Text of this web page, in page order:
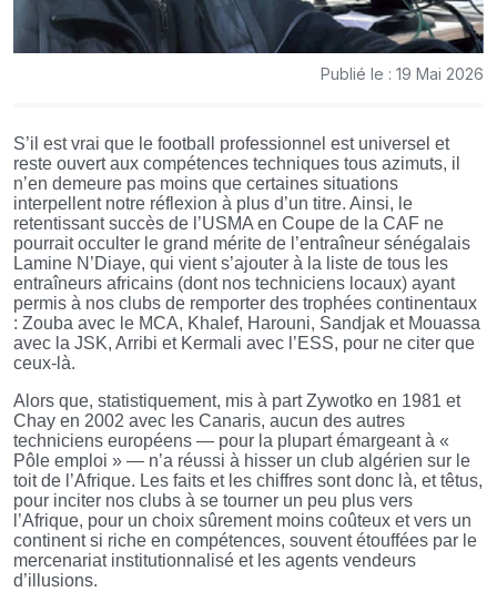
Publié le : 19 Mai 2026
S’il est vrai que le football professionnel est universel et
reste ouvert aux compétences techniques tous azimuts, il
n’en demeure pas moins que certaines situations
interpellent notre réflexion à plus d’un titre. Ainsi, le
retentissant succès de l’USMA en Coupe de la CAF ne
pourrait occulter le grand mérite de l’entraîneur sénégalais
Lamine N’Diaye, qui vient s’ajouter à la liste de tous les
entraîneurs africains (dont nos techniciens locaux) ayant
permis à nos clubs de remporter des trophées continentaux
: Zouba avec le MCA, Khalef, Harouni, Sandjak et Mouassa
avec la JSK, Arribi et Kermali avec l’ESS, pour ne citer que
ceux-là.
Alors que, statistiquement, mis à part Zywotko en 1981 et
Chay en 2002 avec les Canaris, aucun des autres
techniciens européens — pour la plupart émargeant à «
Pôle emploi » — n’a réussi à hisser un club algérien sur le
toit de l’Afrique. Les faits et les chiffres sont donc là, et têtus,
pour inciter nos clubs à se tourner un peu plus vers
l’Afrique, pour un choix sûrement moins coûteux et vers un
continent si riche en compétences, souvent étouffées par le
mercenariat institutionnalisé et les agents vendeurs
d’illusions.